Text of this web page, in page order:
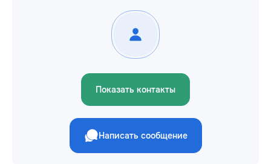
Показать контакты
Написать сообщение